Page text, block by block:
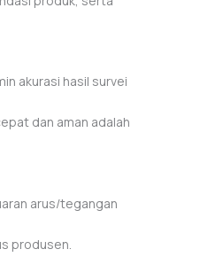
akurasi hasil survei
dan aman adalah
arus/tegangan
produsen.